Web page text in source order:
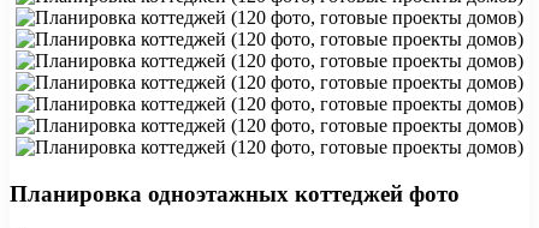
Планировка одноэтажных коттеджей фото